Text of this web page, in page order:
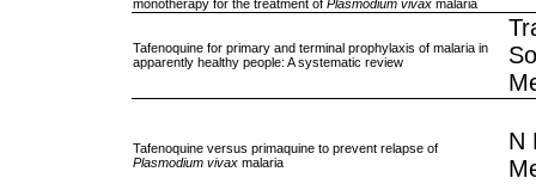
monotherapy for the treatment of Plasmodium vivax malaria
Tafenoquine for primary and terminal prophylaxis of malaria in
apparently healthy people: A systematic review
Tafenoquine versus primaquine to prevent relapse of
Plasmodium vivax malaria
N